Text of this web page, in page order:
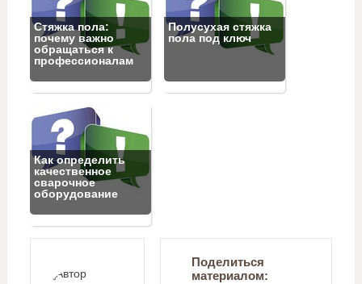
Стяжка пола:
почему важно
обращаться к
профессионалам
Полусухая стяжка
пола под ключ
Как определить
качественное
сварочное
оборудование
Поделиться
материалом: